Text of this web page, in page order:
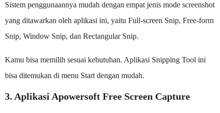
Sistem penggunaannya mudah dengan empat jenis mode screenshot
yang ditawarkan oleh aplikasi ini, yaitu Full-screen Snip, Free-form
Snip, Window Snip, dan Rectangular Snip.
Kamu bisa memilih sesuai kebutuhan. Aplikasi Snipping Tool ini
bisa ditemukan di menu Start dengan mudah.
3. Aplikasi Apowersoft Free Screen Capture